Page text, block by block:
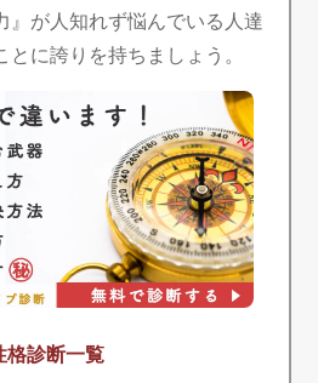
』が人知れず悩んでいる人達
に誇りを持ちましょう。
格診断一覧